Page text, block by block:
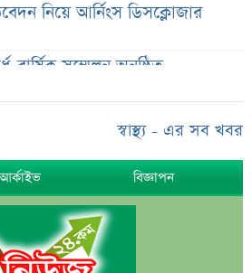
নিয়ে আর্নিংস ডিসক্লোজার
বার্ষিক সম্মেলন অনুষ্ঠিত
উত্তরাধিকারীর নামে
১০ শেয়ার
১০ শেয়ার
১০ শেয়ার
স্বাস্থ্য - এর সব খবর
বিজ্ঞাপন